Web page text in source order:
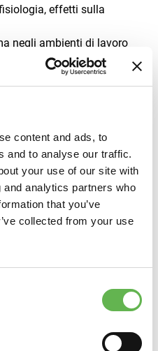
content and ads, to
and to analyse our traffic.
your use of our site with
analytics partners who
that you’ve
collected from your use
effetti sulla
negli ambienti di lavoro
valutazioni, fattori di
nella sicurezza
interagisce con scenari
simulazioni VR
e scenari immersivi
con sede in Friulia